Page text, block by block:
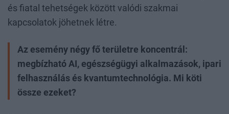
és fiatal tehetségek között valódi szakmai
kapcsolatok jöhetnek létre.
Az esemény négy fő területre koncentrál:
megbízható AI, egészségügyi alkalmazások, ipari
felhasználás és kvantumtechnológia. Mi köti
össze ezeket?